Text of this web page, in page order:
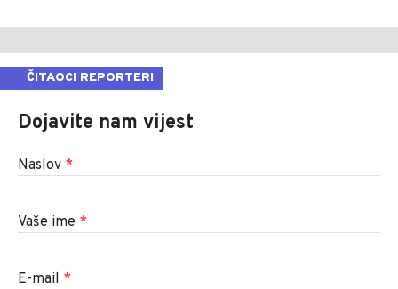
ČITAOCI REPORTERI
Dojavite nam vijest
Naslov *
Vaše ime *
E-mail *